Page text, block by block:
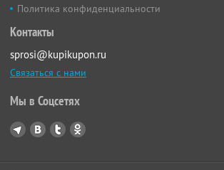
Политика конфиденциальности
Контакты
sprosi@kupikupon.ru
Связаться с нами
Мы в Соцсетях